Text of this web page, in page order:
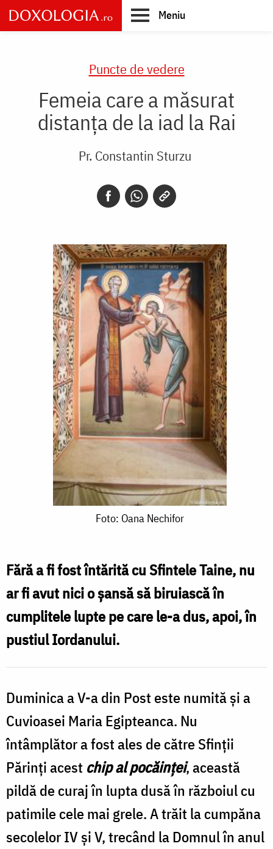
Skip
to
main
Meniu
Puncte de vedere
Femeia care a măsurat
distanţa de la iad la Rai
Pr. Constantin Sturzu
Nechifor
Foto: Oana Nechifor
Fără a fi fost întărită cu Sfintele Taine, nu
ar fi avut nici o şansă să biruiască în
cumplitele lupte pe care le-a dus, apoi, în
pustiul Iordanului.
Duminica a V-a din Post este numită şi a
Cuvioasei Maria Egipteanca. Nu
întâmplător a fost ales de către Sfinţii
Părinţi acest chip al pocăinţei, această
pildă de curaj în lupta dusă în războiul cu
patimile cele mai grele. A trăit la cumpăna
secolelor IV şi V, trecând la Domnul în anul